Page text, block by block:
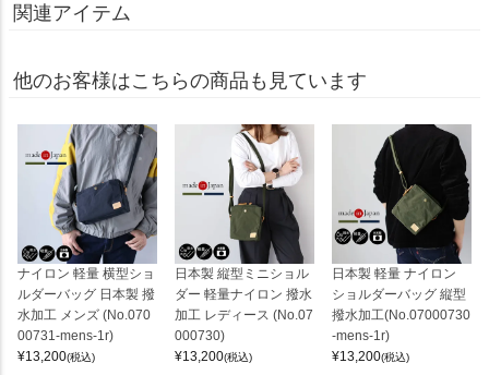
関連アイテム
他のお客様はこちらの商品も見ています
ナイロン 軽量 横型ショ
ルダーバッグ 日本製 撥
水加工 メンズ (No.070
00731-mens-1r)
¥13,200(税込)
日本製 縦型ミニショル
ダー 軽量ナイロン 撥水
加工 レディース (No.07
000730)
¥13,200(税込)
日本製 軽量 ナイロン
ショルダーバッグ 縦型
撥水加工(No.07000730
-mens-1r)
¥13,200(税込)